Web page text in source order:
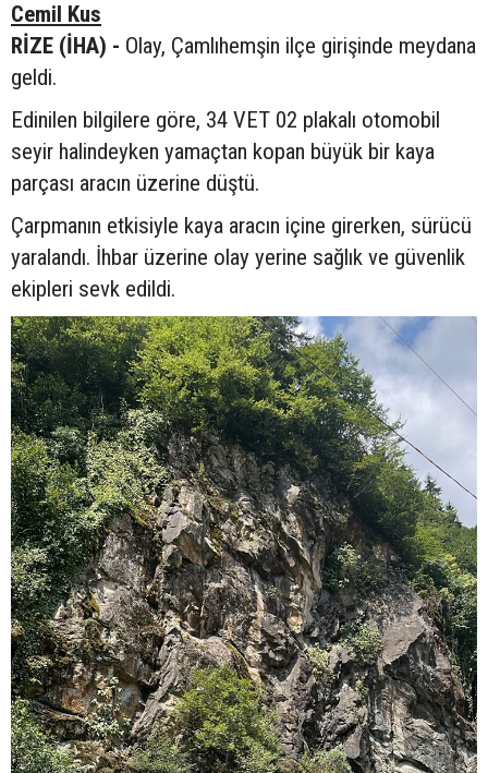
Cemil Kus
RİZE (İHA) - Olay, Çamlıhemşin ilçe girişinde meydana
geldi.
Edinilen bilgilere göre, 34 VET 02 plakalı otomobil
seyir halindeyken yamaçtan kopan büyük bir kaya
parçası aracın üzerine düştü.
Çarpmanın etkisiyle kaya aracın içine girerken, sürücü
yaralandı. İhbar üzerine olay yerine sağlık ve güvenlik
ekipleri sevk edildi.